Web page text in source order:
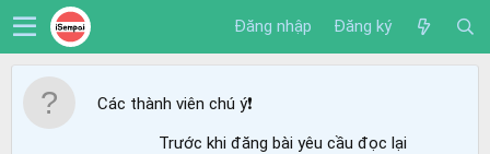
Đăng nhập Đăng ký
Các thành viên chú ý❗️
Trước khi đăng bài yêu cầu đọc lại